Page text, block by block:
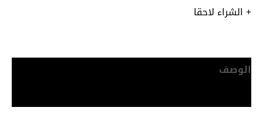
+ الشراء لاحقا
الوصف